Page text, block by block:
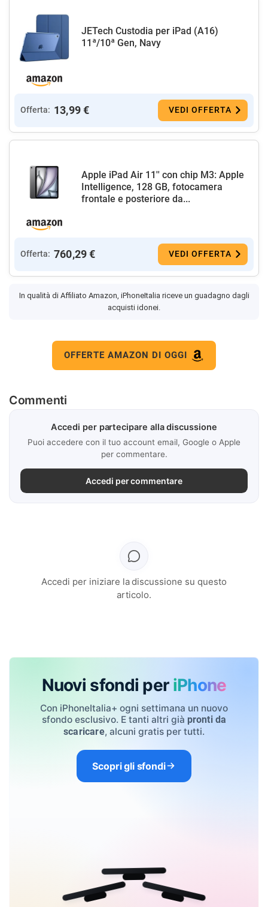
JETech Custodia per iPad (A16)
11ª/10ª Gen, Navy
Offerta: 13,99 € VEDI OFFERTA
Apple iPad Air 11'' con chip M3: Apple
Intelligence, 128 GB, fotocamera
frontale e posteriore da...
Offerta: 760,29 € VEDI OFFERTA
In qualità di Affiliato Amazon, iPhoneItalia riceve un guadagno dagli
acquisti idonei.
OFFERTE AMAZON DI OGGI
Commenti
Accedi per partecipare alla discussione
Puoi accedere con il tuo account email, Google o Apple
per commentare.
Accedi per commentare
Accedi per iniziare la discussione su questo
articolo.
Nuovi sfondi per iPhone
Con iPhoneItalia+ ogni settimana un nuovo
sfondo esclusivo. E tanti altri già pronti da
scaricare, alcuni gratis per tutti.
Scopri gli sfondi